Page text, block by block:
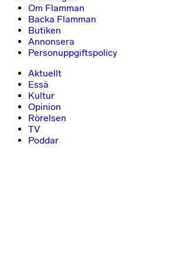
Om Flamman
Backa Flamman
Butiken
Annonsera
Personuppgiftspolicy
Aktuellt
Essä
Kultur
Opinion
Rörelsen
TV
Poddar